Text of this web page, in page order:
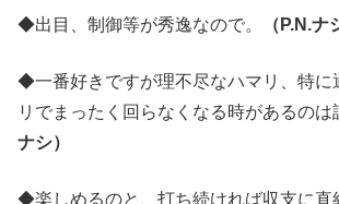
◆出目、制御等が秀逸なので。 （P.N.ナ
◆一番好きですが理不尽なハマリ、特に
リでまったく回らなくなる時があるのは
ナシ）
◆楽しめるのと、打ち続ければ収支に直